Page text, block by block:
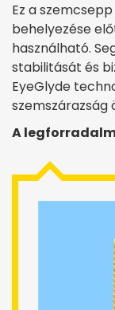
Ez a
behelyezése
használható.
stabilitását és
EyeGlyde
szemszárazság
A